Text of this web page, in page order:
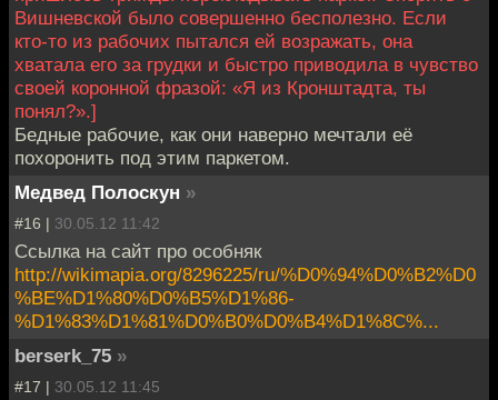
Вишневской было совершенно бесполезно. Если
кто-то из рабочих пытался ей возражать, она
хватала его за грудки и быстро приводила в чувство
своей коронной фразой: «Я из Кронштадта, ты
понял?».]
Бедные рабочие, как они наверно мечтали её
похоронить под этим паркетом.
Медвед Полоскун »
#16 | 30.05.12 11:42
Ссылка на сайт про особняк
http://wikimapia.org/8296225/ru/%D0%94%D0%B2%D0
%BE%D1%80%D0%B5%D1%86-
%D1%83%D1%81%D0%B0%D0%B4%D1%8C%...
berserk_75 »
#17 | 30.05.12 11:45